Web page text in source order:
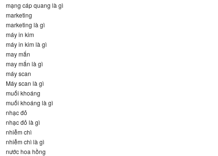
mạng cáp quang là gì
marketing
marketing là gì
máy in kim
máy in kim là gì
may mắn
may mắn là gì
máy scan
Máy scan là gì
muối khoáng
muối khoáng là gì
nhạc đỏ
nhạc đỏ là gì
nhiễm chì
nhiễm chì là gì
nước hoa hồng